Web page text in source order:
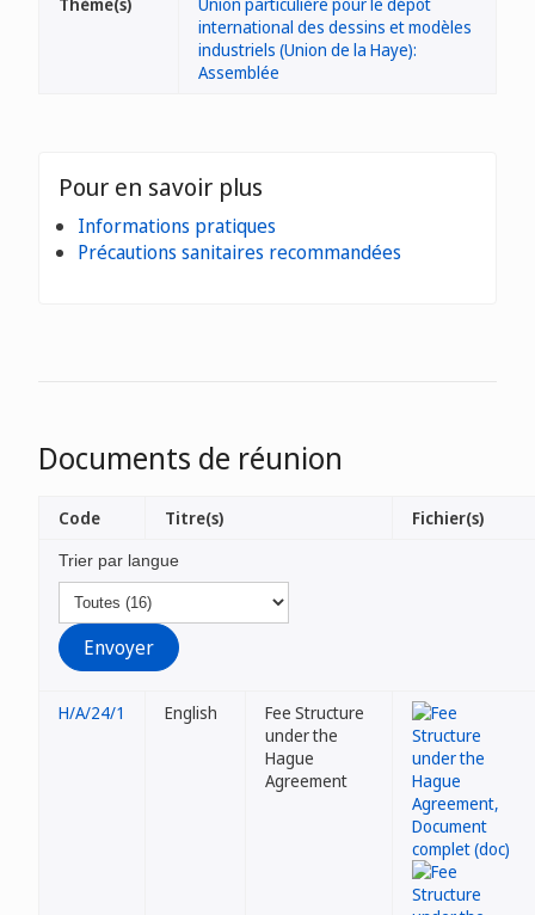
international des dessins et modèles
industriels (Union de la Haye):
Assemblée
Pour en savoir plus
Informations pratiques
Précautions sanitaires recommandées
Documents de réunion
Trier par langue
Code Titre(s) Fichier(s)
H/A/24/1 English
Fee Structure
under the
Hague
Agreement